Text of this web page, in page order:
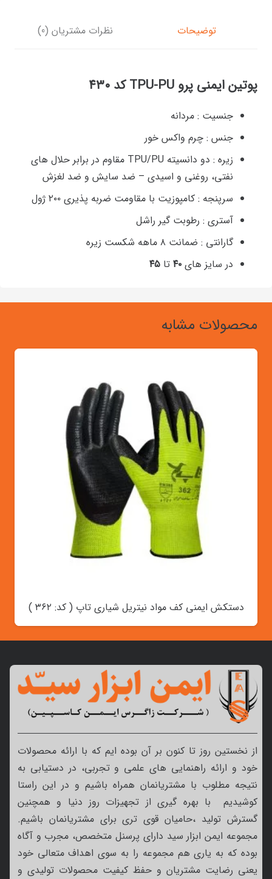
توضیحات نظرات مشتریان (0)
پوتین ایمنی پرو TPU-PU کد ۴۳۰
جنسیت : مردانه
جنس : چرم واکس خور
زیره :
دو دانسیته TPU/PU مقاوم در برابر حلال های
نفتی، روغنی و اسیدی – ضد سایش و ضد لغزش
سرپنجه : کامپوزیت با مقاومت ضربه پذیری ۲۰۰ ژول
آستری : رطوبت گیر راشل
گارانتی : ضمانت ۸ ماهه شکست زیره
در سایز های ۴۰ تا ۴۵
محصولات مشابه
دستکش ایمنی کف مواد نیتریل شیاری تاپ ( کد: ۳۶۲ )
از نخستین روز تا کنون بر آن بوده ایم که با ارائه محصولات
خود و ارائه راهنمایی های علمی و تجربی، در دستیابی به
نتیجه مطلوب با مشتریانمان همراه باشیم و در این راستا
کوشیدیم با بهره گیری از تجهیزات روز دنیا و همچنین
گسترش تولید ،حامیان قوی تری برای مشتریانمان باشیم.
مجموعه ایمن ابزار سید دارای پرسنل متخصص، مجرب و آگاه
بوده که به یاری هم مجموعه را به سوی اهداف متعالی خود
یعنی رضایت مشتریان و حفظ کیفیت محصولات تولیدی و